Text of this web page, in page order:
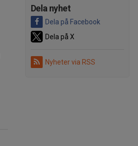
Dela nyhet
Dela på Facebook
Dela på X
Nyheter via RSS